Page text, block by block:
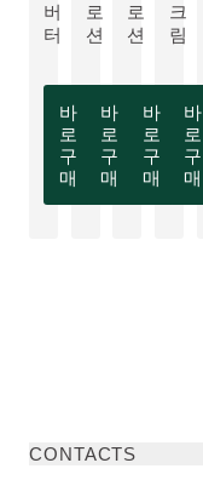
버
터
바
로
구
매
로
션
바
로
구
매
로
션
바
로
구
매
크
림
바
로
구
매
CONTACTS